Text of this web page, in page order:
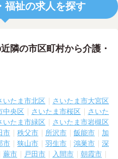
福祉の求人を探す
隣の市区町村から介護・
いたま市北区
さいたま市大宮区
中央区 さいたま市桜区
さいた
いたま市緑区
さいたま市岩槻区
市 秩父市 所沢市 飯能市
加
市 狭山市 羽生市 鴻巣市
深
蕨市 戸田市 入間市
朝霞市